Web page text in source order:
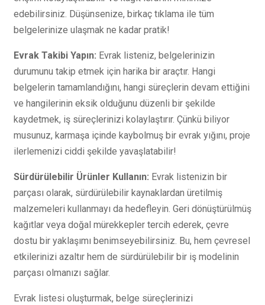
edebilirsiniz. Düşünsenize, birkaç tıklama ile tüm
belgelerinize ulaşmak ne kadar pratik!
Evrak Takibi Yapın: Evrak listeniz, belgelerinizin
durumunu takip etmek için harika bir araçtır. Hangi
belgelerin tamamlandığını, hangi süreçlerin devam ettiğini
ve hangilerinin eksik olduğunu düzenli bir şekilde
kaydetmek, iş süreçlerinizi kolaylaştırır. Çünkü biliyor
musunuz, karmaşa içinde kaybolmuş bir evrak yığını, proje
ilerlemenizi ciddi şekilde yavaşlatabilir!
Sürdürülebilir Ürünler Kullanın: Evrak listenizin bir
parçası olarak, sürdürülebilir kaynaklardan üretilmiş
malzemeleri kullanmayı da hedefleyin. Geri dönüştürülmüş
kağıtlar veya doğal mürekkepler tercih ederek, çevre
dostu bir yaklaşımı benimseyebilirsiniz. Bu, hem çevresel
etkilerinizi azaltır hem de sürdürülebilir bir iş modelinin
parçası olmanızı sağlar.
Evrak listesi oluşturmak, belge süreçlerinizi